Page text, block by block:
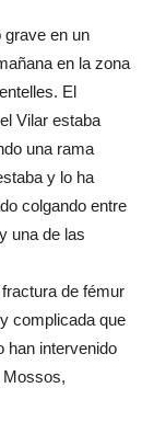
grave en un
en la zona
El
Vilar estaba
una rama
y lo ha
colgando entre
una de las
de fémur
complicada que
han intervenido
Mossos,